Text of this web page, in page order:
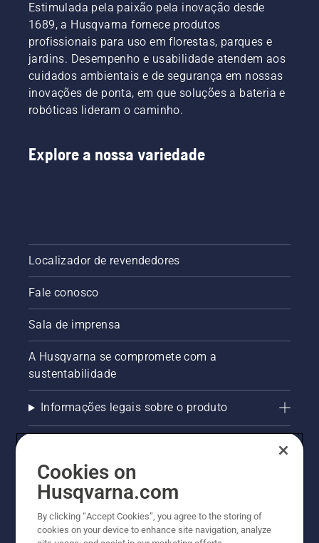
Estimulada pela paixão pela inovação desde
1689, a Husqvarna fornece produtos
profissionais para uso em florestas, parques e
jardins. Desempenho e usabilidade atendem aos
cuidados ambientais e de segurança em nossas
inovações de ponta, em que soluções a bateria e
robóticas lideram o caminho.
Explore a nossa variedade
Localizador de revendedores
Fale conosco
Sala de imprensa
A Husqvarna se compromete com a
sustentabilidade
Informações legais sobre o produto
Outros sites Husqvarna
Trabalhe Conosco
Cookies on
Husqvarna.com
By clicking “Accept Cookies”, you agree to the storing of
cookies on your device to enhance site navigation, analyze